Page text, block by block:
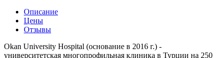
Описание
Цены
Отзывы
Okan University Hospital (основание в 2016 г.) -
университетская многопрофильная клиника в Турции на 250